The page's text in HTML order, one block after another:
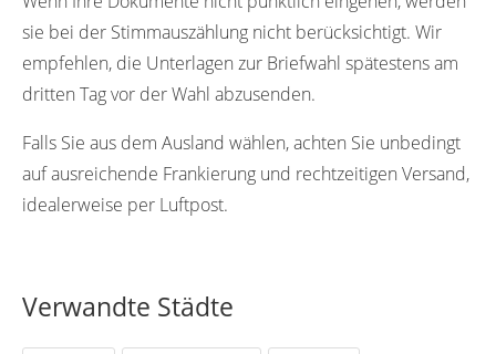
sie bei der Stimmauszählung nicht berücksichtigt. Wir
empfehlen, die Unterlagen zur Briefwahl spätestens am
dritten Tag vor der Wahl abzusenden.
Falls Sie aus dem Ausland wählen, achten Sie unbedingt
auf ausreichende Frankierung und rechtzeitigen Versand,
idealerweise per Luftpost.
Verwandte Städte